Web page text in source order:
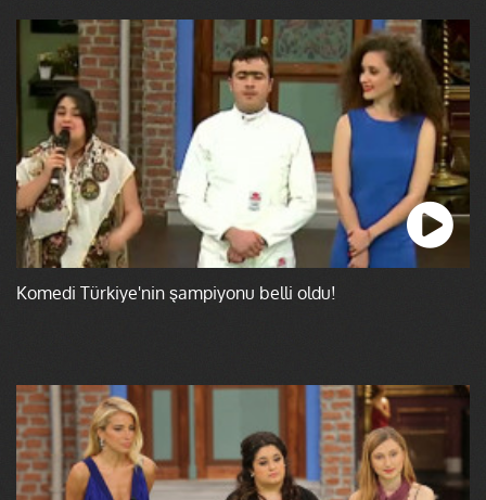
Komedi Türkiye'nin şampiyonu belli oldu!